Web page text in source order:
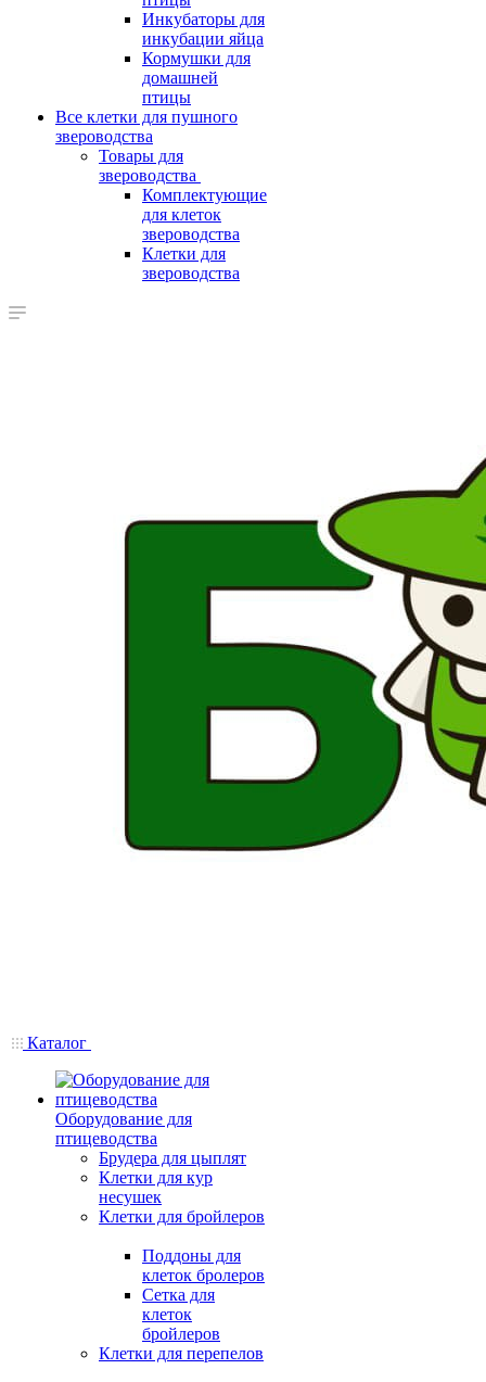
Инкубаторы для
инкубации яйца
Кормушки для
домашней
птицы
Все клетки для пушного
звероводства
Товары для
звероводства
Комплектующие
для клеток
звероводства
Клетки для
звероводства
Каталог
Оборудование для
птицеводства
Брудера для цыплят
Клетки для кур
несушек
Клетки для бройлеров
Поддоны для
клеток бролеров
Сетка для
клеток
бройлеров
Клетки для перепелов